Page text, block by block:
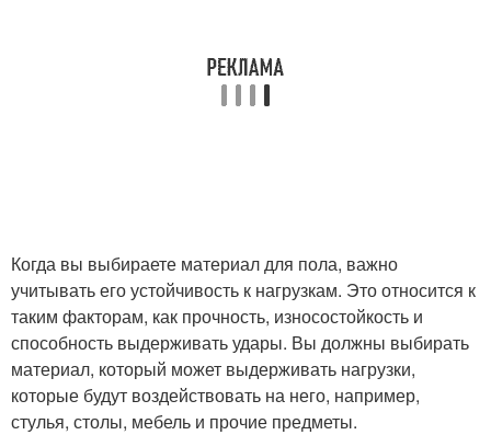
Когда вы выбираете материал для пола, важно
учитывать его устойчивость к нагрузкам. Это относится к
таким факторам, как прочность, износостойкость и
способность выдерживать удары. Вы должны выбирать
материал, который может выдерживать нагрузки,
которые будут воздействовать на него, например,
стулья, столы, мебель и прочие предметы.